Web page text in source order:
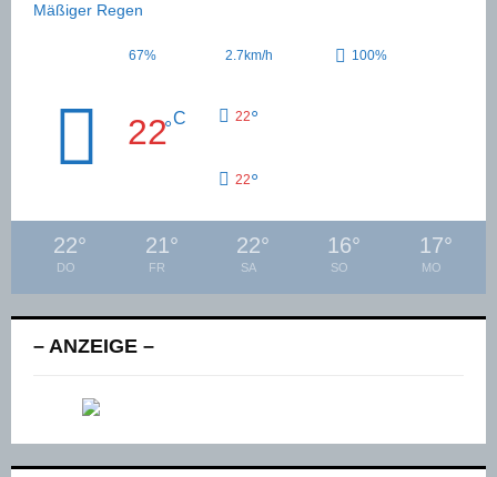
Mäßiger Regen
67% 2.7km/h 100%
22°C 22°
22°
22°
DO
21°
FR
22°
SA
16°
SO
17°
MO
– ANZEIGE –